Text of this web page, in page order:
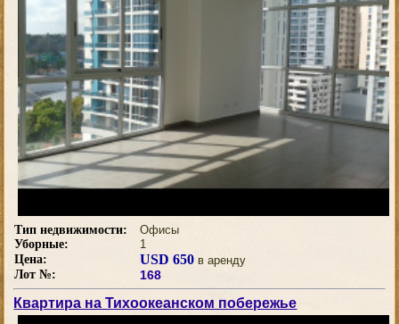
Тип недвижимости:
Офисы
Уборные:
1
Цена:
USD 650 в аренду
Лот №:
168
Квартира на Тихоокеанском побережье